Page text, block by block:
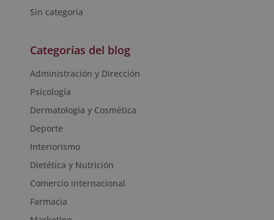
Sin categoría
Categorías del blog
Administración y Dirección
Psicología
Dermatología y Cosmética
Deporte
Interiorismo
Dietética y Nutrición
Comercio internacional
Farmacia